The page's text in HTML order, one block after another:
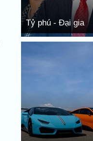
Tỷ phú - Đại gia